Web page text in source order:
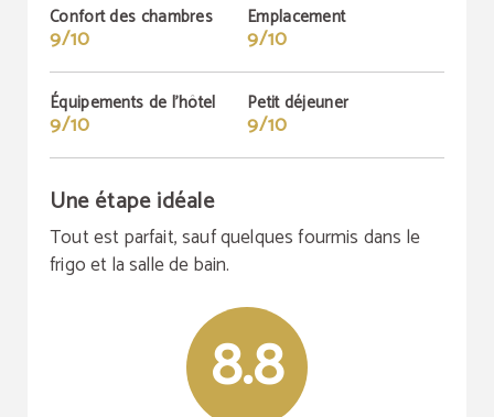
Confort des chambres
9/10
Emplacement
9/10
Équipements de l'hôtel
9/10
Petit déjeuner
9/10
Une étape idéale
Tout est parfait, sauf quelques fourmis dans le
frigo et la salle de bain.
8.8